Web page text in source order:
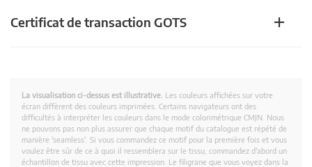
Certificat de transaction GOTS
La visualisation ci-dessus est illustrative. Les couleurs affichées sur votre
écran diffèrent des couleurs imprimées. Certains navigateurs ont des
difficultés à interpréter les couleurs dans le mode colorimétrique CMJN. Nous
ne pouvons pas non plus assurer que chaque motif du catalogue est répété de
manière 'seamless'. Si vous commandez ce motif pour la première fois et vous
voulez être sûr de ce à quoi il ressemblera sur le tissu, commandez d'abord un
échantillon de tissu avec cette impression. Le filigrane que vous voyez dans la